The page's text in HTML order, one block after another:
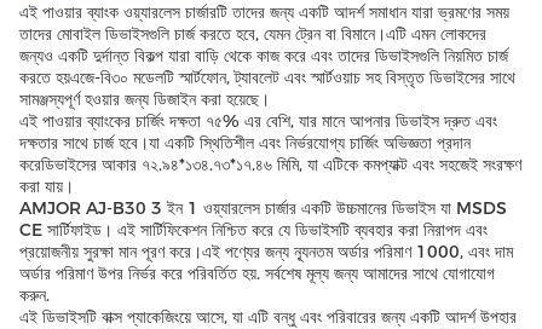
এই পাওয়ার ব্যাংক ওয়্যারলেস চার্জারটি তাদের জন্য একটি আদর্শ সমাধান যারা ভ্রমণের সময়
তাদের মোবাইল ডিভাইসগুলি চার্জ করতে হবে, যেমন ট্রেন বা বিমানে।এটি এমন লোকদের
জন্যও একটি দুর্দান্ত বিকল্প যারা বাড়ি থেকে কাজ করে এবং তাদের ডিভাইসগুলি নিয়মিত চার্জ
করতে হয়এজে-বি৩০ মডেলটি স্মার্টফোন, ট্যাবলেট এবং স্মার্টওয়াচ সহ বিস্তৃত ডিভাইসের সাথে
সামঞ্জস্যপূর্ণ হওয়ার জন্য ডিজাইন করা হয়েছে।
এই পাওয়ার ব্যাংকের চার্জিং দক্ষতা ৭৫% এর বেশি, যার মানে আপনার ডিভাইস দ্রুত এবং
দক্ষতার সাথে চার্জ হবে।যা একটি স্থিতিশীল এবং নির্ভরযোগ্য চার্জিং অভিজ্ঞতা প্রদান
করেডিভাইসের আকার ৭২.৯৪*১৩৪.৭৩*১৭.৪৬ মিমি, যা এটিকে কমপ্যাক্ট এবং সহজেই সংরক্ষণ
করা যায়।
AMJOR AJ-B30 3 ইন 1 ওয়্যারলেস চার্জার একটি উচ্চমানের ডিভাইস যা MSDS
CE সার্টিফাইড। এই সার্টিফিকেশন নিশ্চিত করে যে ডিভাইসটি ব্যবহার করা নিরাপদ এবং
প্রয়োজনীয় সুরক্ষা মান পূরণ করে।এই পণ্যের জন্য ন্যূনতম অর্ডার পরিমাণ 1000, এবং দাম
অর্ডার পরিমাণ উপর নির্ভর করে পরিবর্তিত হয়. সর্বশেষ মূল্য জন্য আমাদের সাথে যোগাযোগ
করুন.
এই ডিভাইসটি বাক্স প্যাকেজিংয়ে আসে, যা এটি বন্ধু এবং পরিবারের জন্য একটি আদর্শ উপহার